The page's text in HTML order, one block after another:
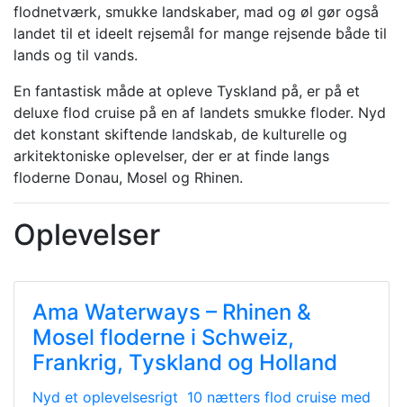
flodnetværk, smukke landskaber, mad og øl gør også
landet til et ideelt rejsemål for mange rejsende både til
lands og til vands.
En fantastisk måde at opleve Tyskland på, er på et
deluxe flod cruise på en af landets smukke floder. Nyd
det konstant skiftende landskab, de kulturelle og
arkitektoniske oplevelser, der er at finde langs
floderne Donau, Mosel og Rhinen.
Oplevelser
Ama Waterways – Rhinen &
Mosel floderne i Schweiz,
Frankrig, Tyskland og Holland
Nyd et oplevelsesrigt 10 nætters flod cruise med